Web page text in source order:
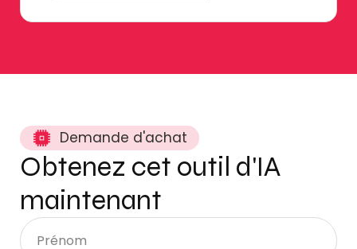
Demande d'achat
Obtenez cet outil d'IA
maintenant